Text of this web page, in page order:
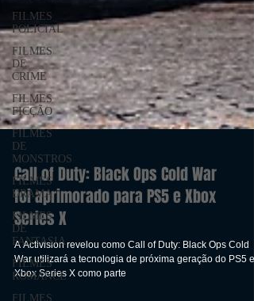
FILMES
POLICIAL
FILMES
DE
CRIME
FILMES
FICÇÃO
FILMES
DE
MONSTROS
FILMES
DRAMA
FILMES
DE
FANTASIA
FILMES
ROMANCE
FILMES
Call of Duty: Black Ops Cold War
foi aprimorado para PS5 e Xbox
Series X
A Activision revelou como Call of Duty: Black Ops Cold
War utilizará a tecnologia de próxima geração do PS5 e